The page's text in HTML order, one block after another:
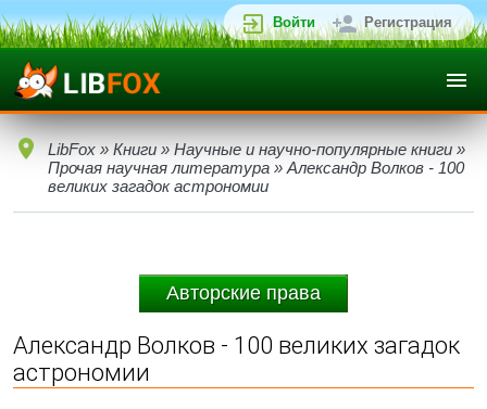
Войти Регистрация
LibFox » Книги » Научные и научно-популярные книги »
Прочая научная литература » Александр Волков - 100
великих загадок астрономии
Авторские права
Александр Волков - 100 великих загадок
астрономии